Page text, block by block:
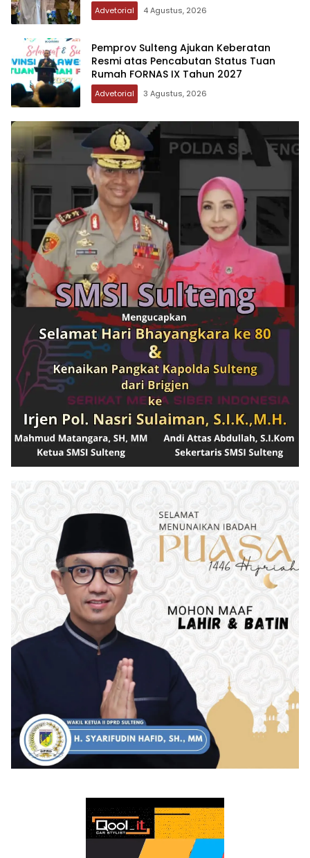
Advetorial 4 Agustus, 2026
Pemprov Sulteng Ajukan Keberatan
Resmi atas Pencabutan Status Tuan
Rumah FORNAS IX Tahun 2027
Advetorial 3 Agustus, 2026